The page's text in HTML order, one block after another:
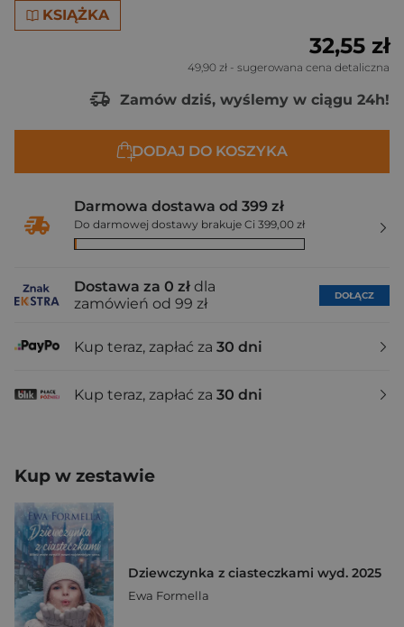
KSIĄŻKA
32,55 zł
49,90 zł - sugerowana cena detaliczna
Zamów dziś, wyślemy w ciągu 24h!
DODAJ DO KOSZYKA
Darmowa dostawa od 399 zł
Do darmowej dostawy brakuje Ci 399,00 zł
Dostawa za 0 zł dla
zamówień od 99 zł
DOŁĄCZ
Kup teraz, zapłać za 30 dni
Kup teraz, zapłać za 30 dni
Kup w zestawie
Dziewczynka z ciasteczkami wyd. 2025
Ewa Formella